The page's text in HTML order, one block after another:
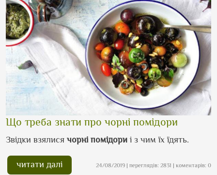
Що треба знати про чорні помідори
Звідки взялися чорні помідори і з чим їх їдять.
читати далі 24/08/2019 | переглядів: 2831 | коментарів: 0